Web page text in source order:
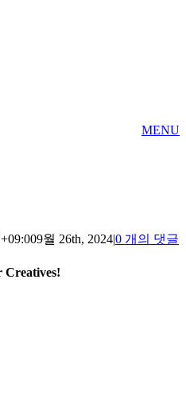
MENU
9월 26th, 2024|0 개의 댓글
Creatives!